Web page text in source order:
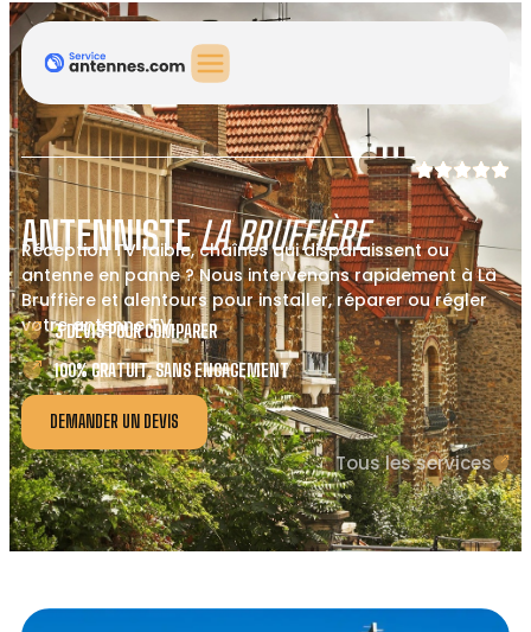
ANTENNISTELA BRUFFIÈRE
Réception TV faible, chaînes qui disparaissent ou
antenne en panne ? Nous intervenons rapidement à La
Bruffière et alentours pour installer, réparer ou régler
votre antenne TV.
3 DEVIS POUR COMPARER
100% GRATUIT, SANS ENGAGEMENT
DEMANDER UN DEVIS
Tous les services